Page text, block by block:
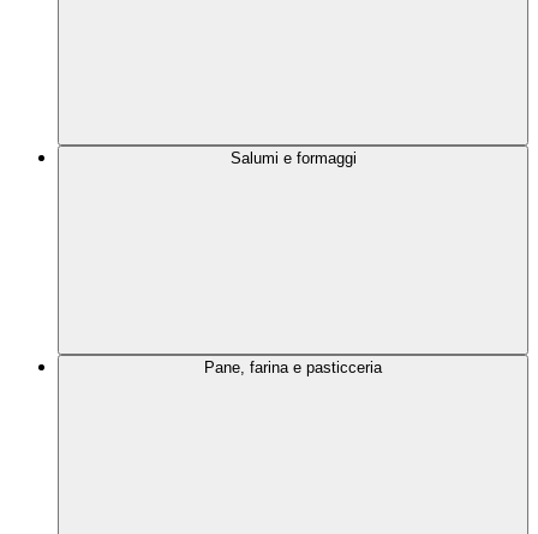
Salumi e formaggi
Pane, farina e pasticceria